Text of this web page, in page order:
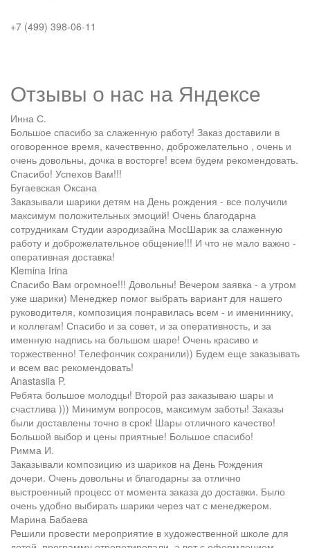
+7 (499) 398-06-11
Отзывы о нас на Яндексе
Инна С.
Большое спасибо за слаженную работу! Заказ доставили в
оговоренное время, качественно, доброжелательно , очень и
очень довольны, дочка в восторге! всем будем рекомендовать.
Спасибо! Успехов Вам!!!
Бугаевская Оксана
Заказывали шарики детям на День рождения - все получили
максимум положительных эмоций! Очень благодарна
сотрудникам Студии аэродизайна МосШарик за слаженную
работу и доброжелательное общение!!! И что не мало важно -
оперативная доставка!
Klemina Irina
Спасибо Вам огромное!!! Довольны! Вечером заявка - а утром
уже шарики) Менеджер помог выбрать вариант для нашего
руководителя, композиция понравилась всем - и имениннику,
и коллегам! Спасибо и за совет, и за оперативность, и за
именную надпись на большом шаре! Очень красиво и
торжественно! Телефончик сохранили)) Будем еще заказывать
и всем вас рекомендовать!
Anastasiia P.
Ребята большое молодцы! Второй раз заказываю шары и
счастлива ))) Минимум вопросов, максимум заботы! Заказы
были доставлены точно в срок! Шары отличного качество!
Большой выбор и цены приятные! Большое спасибо!
Римма И.
Заказывали композицию из шариков на День Рождения
дочери. Очень довольны и благодарны за отлично
выстроенный процесс от момента заказа до доставки. Было
очень удобно выбирать шарики через чат с менеджером.
Марина Бабаева
Решили провести мероприятие в художественной школе для